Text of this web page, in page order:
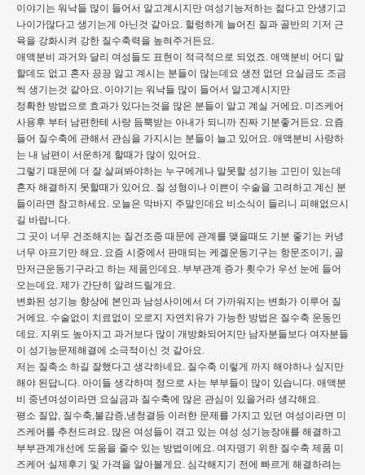
이야기는 워낙들 많이 들어서 알고계시지만 여성기능저하는 젊다고 안생기고
나이가많다고 생기는게 아닌것 같아요. 헐렁하게 늘어진 질과 골반의 기저 근
육을 강화시켜 강한 질수축력을 높혀주거든요.
애액분비 과거와 달리 여성들도 표현이 적극적으로 되었죠. 애액분비 어디 말
할데도 없고 혼자 끙끙 앓고 계시는 분들이 많는데요 생전 없던 요실금도 조금
씩 생기는것 같아요. 이야기는 워낙들 많이 들어서 알고계시지만
정확한 방법으로 효과가 있다는것을 많은 분들이 알고 계실 거에요. 미즈케어
사용후 부터 남편한테 사랑 듬뿍받는 아내가 되니까 진짜 기분좋거든요. 요즘
들어 질수축에 관해서 관심을 가지시는 분들이 늘고 있어요. 애액분비 사랑하
는 내 남편이 서운하게 할때가 많이 있어요.
그렇기 때문에 더 잘 살펴봐야하는 누구에게나 말못할 성기능 고민이 있는데
혼자 해결하지 못할때가 있어요. 질 성형이나 이쁜이 수술을 고려하고 계신 분
들이라면 참고하세요. 오늘은 막바지 주말인데요 비소식이 들리니 피해없으시
길 바랍니다.
그 곳이 너무 건조해지는 질건조증 때문에 관계를 맺을때도 기분 좋기는 커녕
너무 아프기만 해요. 요즘 시중에서 판매되는 케겔운동기구는 항문조이기, 골
만저근운동기구라고 하는 제품인데요. 부부관계 증가 횟수가 우선 눈에 들어
오는데요. 제가 간단히 알려드릴게요.
변화된 성기능 향상에 본인과 남성사이에서 더 가까워지는 변화가 이루어 질
거에요. 수술없이 치료없이 오로지 자연치유가 가능한 방법은 질수축 운동인
데요. 지위도 높아지고 과거보다 많이 개방화되어지만 남자분들보다 여자분들
이 성기능문제해결에 소극적이신 것 같아요.
저는 질축소 하길 잘했다고 생각하네요. 질수축 이렇게 까지 해야하나 싶지만
해야 된답니다. 아이들 생각하며 정으로 사는 부부들이 많이 있습니다. 애액분
비 중년여성이라면 요실금과 질수축에 많은 관심이 있을거라 생각해요.
평소 질압, 질수축,불감증,냉청결등 이러한 문제를 가지고 있던 여성이라면 미
즈케어를 추천드려요. 많은 여성들이 겪고 있는 여성 성기능장애를 해결하고
부부관계개선에 도움을 줄수 있는 방법이에요. 여자명기 위한 질수축 제품 미
즈케어 실제후기 및 가격을 알아볼게요. 심각해지기 전에 빠르게 해결하려는